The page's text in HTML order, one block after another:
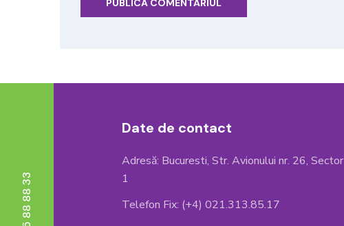
Date de contact
Adresă: Bucuresti, Str. Avionului nr. 26, Sector
1
Telefon Fix: (+4) 021.313.85.17